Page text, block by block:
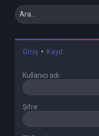
Giriş • Kayıt
Kullanıcı adı:
Şifre: